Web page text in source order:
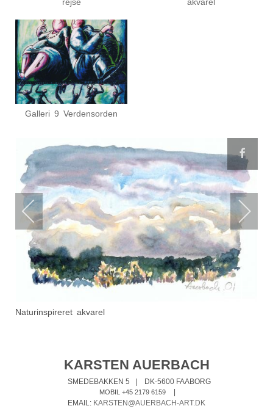
rejse
akvarel
Galleri 9 Verdensorden
Naturinspireret akvarel
KARSTEN AUERBACH
SMEDEBAKKEN 5 | DK-5600 FAABORG
MOBIL +45 2179 6159
|
EMAIL: KARSTEN@AUERBACH-ART.DK